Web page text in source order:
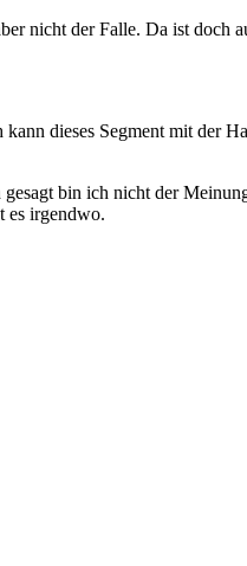
nicht der Falle. Da ist doch
dieses Segment mit der
bin ich nicht der
es irgendwo.